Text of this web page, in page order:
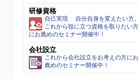
研修資格
自己実現 自分自身を変えたい方。
これから役に立つ資格を取りたい方
にお薦めのセミナー開催中！
会社設立
これから会社設立をお考えの方にお
薦めのセミナー開催中！